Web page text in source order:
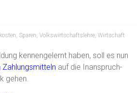
Sparen Volkswirtschaftslehre Wirtschaft
kennengelernt haben, soll es nun
Zahlungsmitteln auf die Inanspruch-
gehen.